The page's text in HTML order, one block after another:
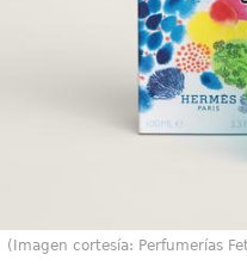
(Imagen cortesía: Perfumerías